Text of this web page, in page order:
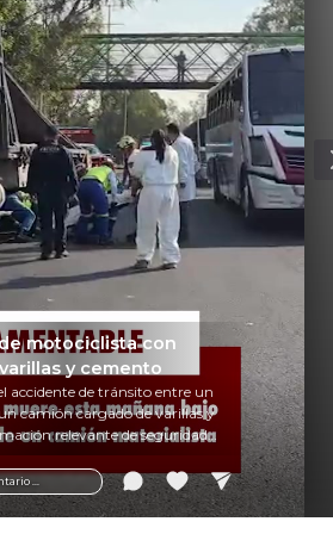
...
motociclista con
y cemento
accidente de tránsito entre un
camión cargado de varillas y
relevante de seguridad
para motociclistas.